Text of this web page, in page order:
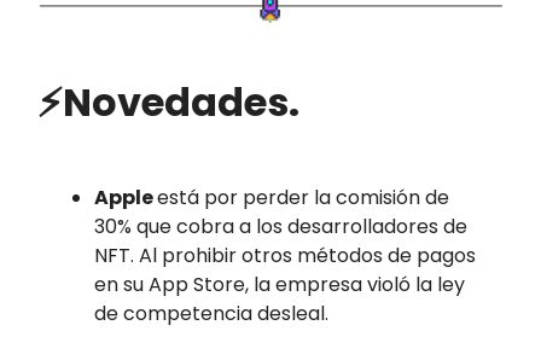
⚡Novedades.
Appleestá por perder la comisión de
30% que cobra a los desarrolladores de
NFT. Al prohibir otros métodos de pagos
en su App Store, la empresa violó la ley
de competencia desleal.